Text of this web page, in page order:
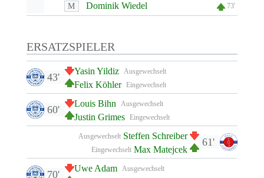
M Dominik Wiedel 73'
ERSATZSPIELER
Ausgewechselt
Yasin Yildiz
Eingewechselt
Felix Köhler
43'
Ausgewechselt
Louis Bihn
Eingewechselt
Justin Grimes
60'
61'
Ausgewechselt Steffen Schreiber
Eingewechselt Max Matejcek
Ausgewechselt
Uwe Adam
70'